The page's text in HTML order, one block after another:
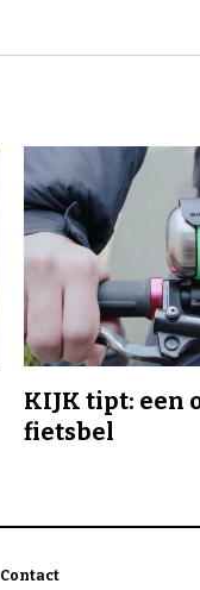
KIJK tipt: een
fietsbel
Contact